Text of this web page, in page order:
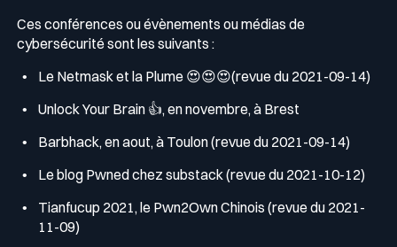
Ces conférences ou évènements ou médias de
cybersécurité sont les suivants :
Le Netmask et la Plume 😍😍😍(revue du 2021-09-14)
Unlock Your Brain 👍, en novembre, à Brest
Barbhack, en aout, à Toulon (revue du 2021-09-14)
Le blog Pwned chez substack (revue du 2021-10-12)
Tianfucup 2021, le Pwn2Own Chinois (revue du 2021-
11-09)